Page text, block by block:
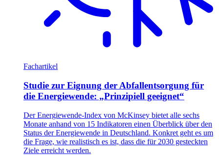
Fachartikel
Studie zur Eignung der Abfallentsorgung für
die Energiewende: „Prinzipiell geeignet“
Der Energiewende-Index von McKinsey bietet alle sechs
Monate anhand von 15 Indikatoren einen Überblick über den
Status der Energiewende in Deutschland. Konkret geht es um
die Frage, wie realistisch es ist, dass die für 2030 gesteckten
Ziele erreicht werden.